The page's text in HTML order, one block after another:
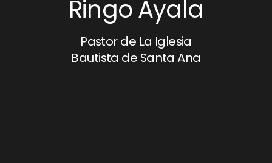
Ringo Ayala
Pastor de La Iglesia
Bautista de Santa Ana